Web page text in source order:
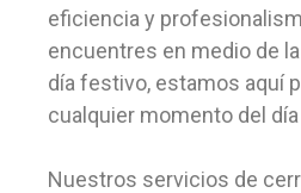
eficiencia y
encuentres en medio de
día festivo, estamos aquí
cualquier momento del
Nuestros servicios de